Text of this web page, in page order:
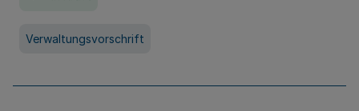
Verwaltungsvorschrift